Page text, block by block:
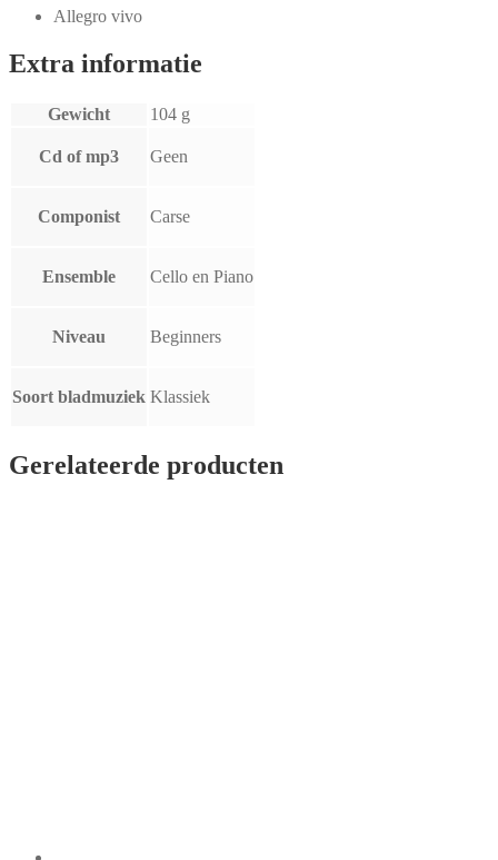
Allegro vivo
Extra informatie
Gewicht 104 g
Cd of mp3 Geen
Componist Carse
Ensemble Cello en Piano
Niveau Beginners
Soort bladmuziek Klassiek
Gerelateerde producten